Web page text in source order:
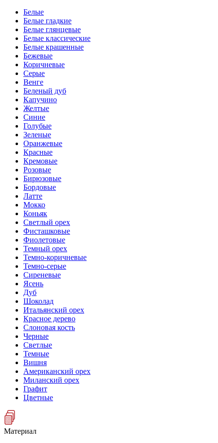
Белые
Белые гладкие
Белые глянцевые
Белые классические
Белые крашенные
Бежевые
Коричневые
Серые
Венге
Беленый дуб
Капучино
Желтые
Синие
Голубые
Зеленые
Оранжевые
Красные
Кремовые
Розовые
Бирюзовые
Бордовые
Латте
Мокко
Коньяк
Светлый орех
Фисташковые
Фиолетовые
Темный орех
Темно-коричневые
Темно-серые
Сиреневые
Ясень
Дуб
Шоколад
Итальянский орех
Красное дерево
Слоновая кость
Черные
Светлые
Темные
Вишня
Американский орех
Миланский орех
Графит
Цветные
Материал